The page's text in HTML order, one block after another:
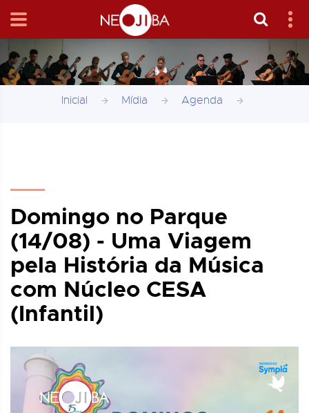
Inicial Mídia Agenda
Domingo no Parque
(14/08) - Uma Viagem
pela História da Música
com Núcleo CESA
(Infantil)